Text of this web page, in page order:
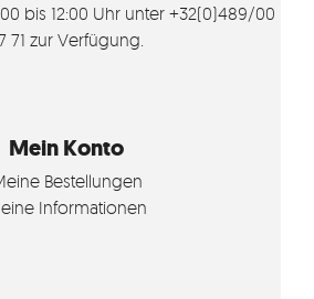
bis 12:00 Uhr unter +32(0)489/00
71 zur Verfügung.
Mein Konto
Bestellungen
Informationen